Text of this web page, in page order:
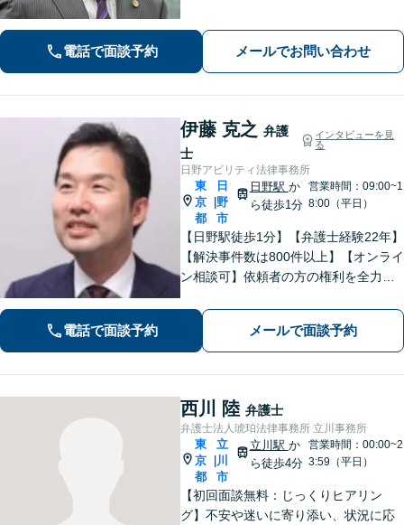
ラスメント対策措置をレクチャー。過
労死・過労自殺などの問題にも精通
【府中駅3分】
電話で面談予約 メールでお問い合わせ
伊藤 克之 弁護
士
インタビューを見
る
日野アビリティ法律事務所
東
京
都
日
野
市
日野駅 か
ら徒歩1分
営業時間：09:00~1
8:00（平日）
【日野駅徒歩1分】【弁護士経験22年】
【解決事件数は800件以上】【オンライ
ン相談可】依頼者の方の権利を全力で
ます。しっかりと状況をお聞きしま
す。社会的に弱い立場にある方の味方
です。お早めにご相談ください。
電話で面談予約 メールで面談予約
西川 陸 弁護士
弁護士法人琥珀法律事務所 立川事務所
東
京
都
立
川
市
立川駅 か
ら徒歩4分
営業時間：00:00~2
3:59（平日）
【初回面談無料：じっくりヒアリン
グ】不安や迷いに寄り添い、状況に応